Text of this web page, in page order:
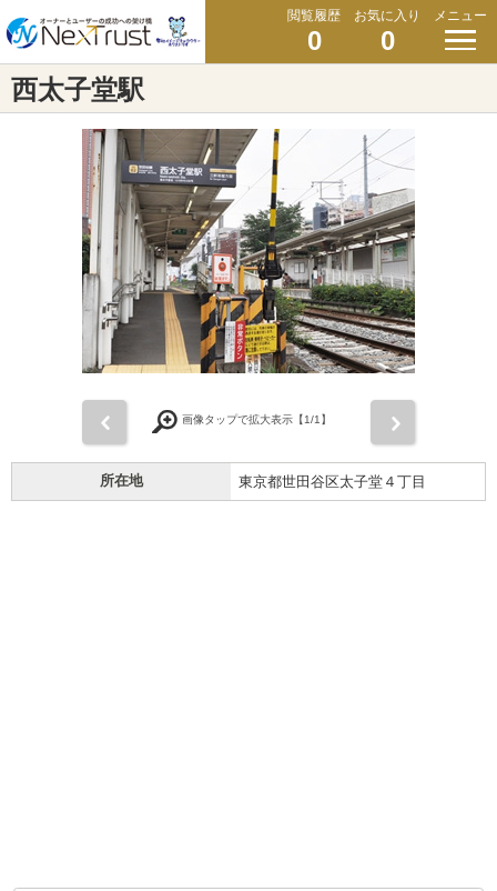
閲覧履歴
0
お気に入り
0
メニュー
西太子堂駅
画像タップで拡大表示【1/1】
所在地 東京都世田谷区太子堂４丁目